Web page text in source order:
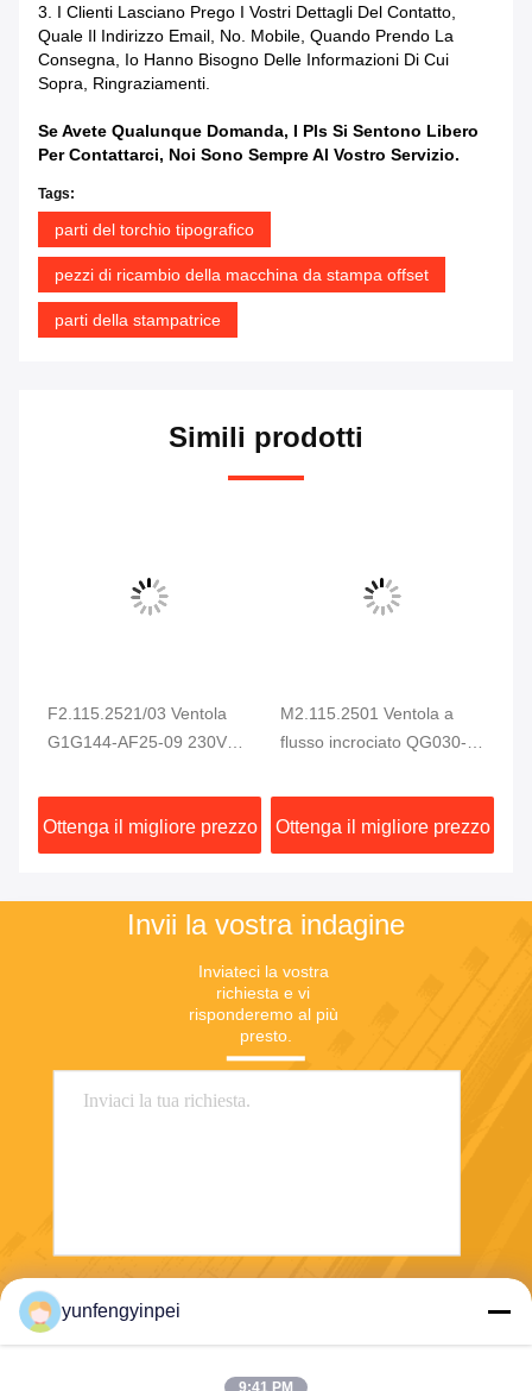
3. I Clienti Lasciano Prego I Vostri Dettagli Del Contatto,
Quale Il Indirizzo Email, No. Mobile, Quando Prendo La
Consegna, Io Hanno Bisogno Delle Informazioni Di Cui
Sopra, Ringraziamenti.
Se Avete Qualunque Domanda, I Pls Si Sentono Libero
Per Contattarci, Noi Sono Sempre Al Vostro Servizio.
Tags:
parti del torchio tipografico
pezzi di ricambio della macchina da stampa offset
parti della stampatrice
Simili prodotti
F2.115.2521/03 Ventola
G1G144-AF25-09 230VAC
Stampa CD102 SM102
CD74 SM74 XL75
Ottenga il migliore prezzo
M2.115.2501 Ventola a
flusso incrociato QG030-
raffreddamento per
armadio elettrico per
macchina da stampa
Ottenga il migliore prezzo
Invii la vostra indagine
Inviateci la vostra
richiesta e vi
risponderemo al più
presto.
yunfengyinpei
9:41 PM